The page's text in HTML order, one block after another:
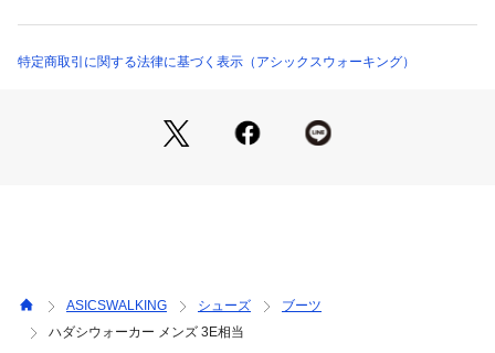
特定商取引に関する法律に基づく表示（アシックスウォーキング）
ASICSWALKING シューズ
ブーツ
ハダシウォーカー メンズ 3E相当